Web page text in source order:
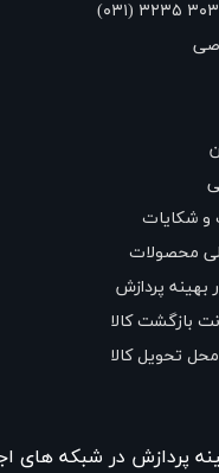
و شکایات
محصولات
بهینه پردازش
بازگشت کالا
تحویل کالا
پردازش در شبکه های